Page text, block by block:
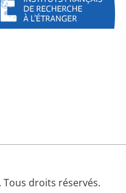
droits réservés.